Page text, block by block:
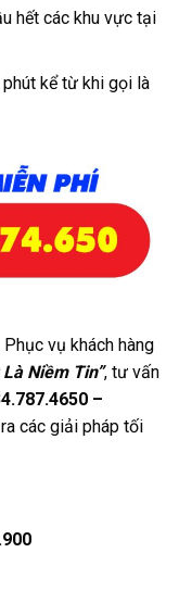
hết các khu vực tại
kể từ khi gọi là
vụ khách hàng
Niềm Tin”, tư vấn
–
các giải pháp tối